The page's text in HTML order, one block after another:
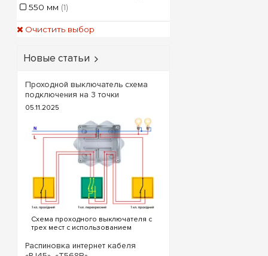
550 мм (1)
Очистить выбор
Новые статьи
Проходной выключатель схема
подключения на 3 точки
05.11.2025
Схема проходного выключателя с
трех мест с использованием
выключателя. Для реализации
схемы проходных выключателей с
Распиновка интернет кабеля